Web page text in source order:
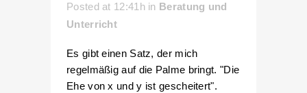
Posted at 12:41hin Beratung und
Unterricht
Es gibt einen Satz, der mich
regelmäßig auf die Palme bringt. "Die
Ehe von x und y ist gescheitert".